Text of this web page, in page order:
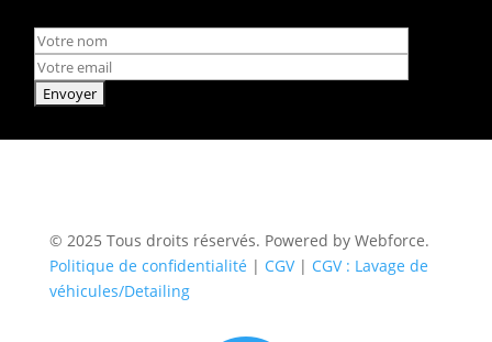
© 2025 Tous droits réservés. Powered by Webforce.
Politique de confidentialité | CGV| CGV : Lavage de
véhicules/Detailing